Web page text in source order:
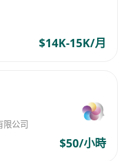
$14K-15K/月
限公司
$50/小時